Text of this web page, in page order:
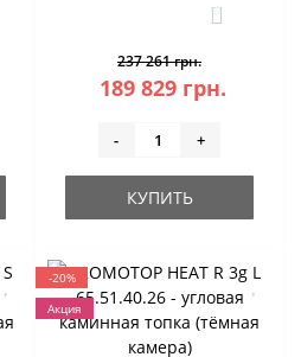
0
237 261 грн.
189 829 грн.
- +
КУПИТЬ
-20%
Акция